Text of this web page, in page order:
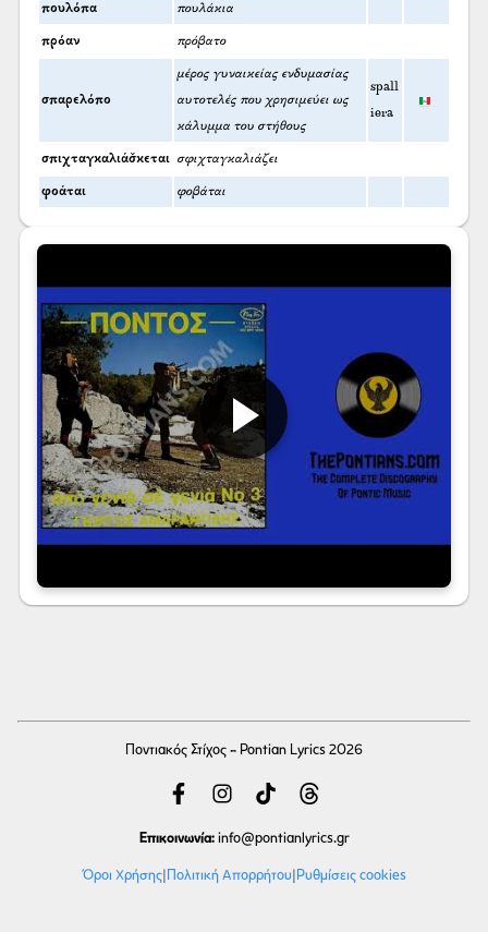
πουλόπα πουλάκια
πρόαν πρόβατο
σπαρελόπο
μέρος γυναικείας ενδυμασίας
αυτοτελές που χρησιμεύει ως
κάλυμμα του στήθους
spall
iera
σπιχταγκαλιάσ̌κεται σφιχταγκαλιάζει
φοάται φοβάται
Ποντιακός Στίχος - Pontian Lyrics 2026
Επικοινωνία: info@pontianlyrics.gr
Όροι Χρήσης| Πολιτική Απορρήτου| Ρυθμίσεις cookies